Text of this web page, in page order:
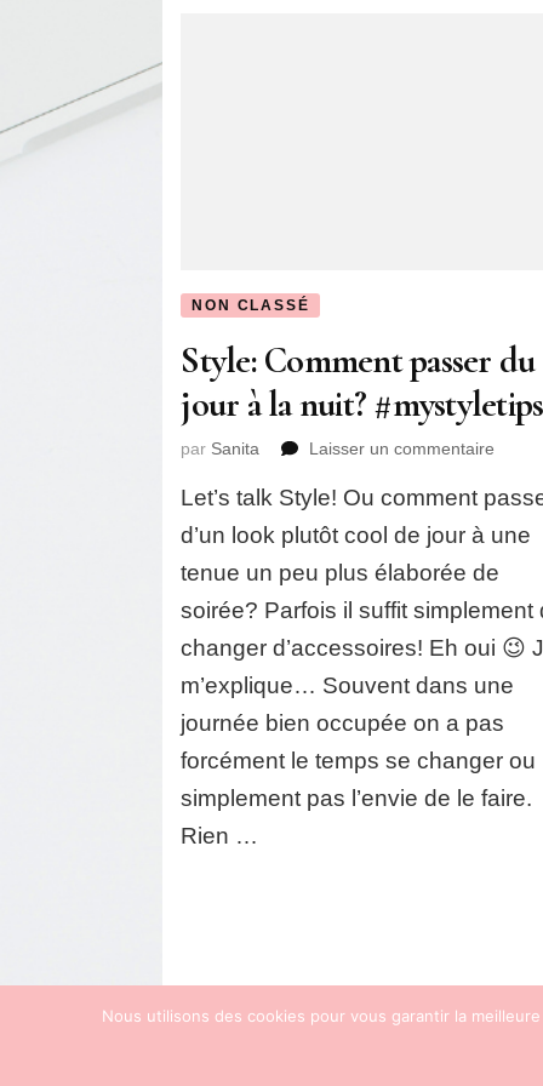
NON CLASSÉ
Style: Comment passer du
jour à la nuit? #mystyletips
par Sanita Laisser un commentaire
du
jour
nuit?
Let’s talk Style! Ou comment
d’un look plutôt cool de jour à une
tenue un peu plus élaborée de
soirée? Parfois il suffit simplement
changer d’accessoires! Eh oui 😉
m’explique… Souvent dans une
journée bien occupée on a pas
forcément le temps se changer ou
simplement pas l’envie de le faire.
Rien …
Nous utilisons des cookies pour vous garantir la